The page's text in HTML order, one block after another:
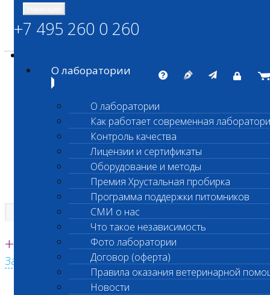
ШАНС БИО
Независимая ветеринарная лаборатория
Единая круглосуточная справочная
+7 495 260 0 260
Заказать звонок с сайта
+7 495 260 0 260
О лаборатории
О лаборатории
Как работает современная
Контроль качества
Лицензии и сертификаты
Оборудование и методы
Премия Хрустальная пробирка
Программа поддержки питомников
СМИ о нас
Что такое независимость
Фото лаборатории
Договор (оферта)
Правила оказания ветеринарной
Новости
Главная страница